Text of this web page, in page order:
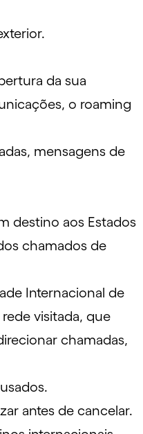
da sua
o roaming
mensagens de
destino aos Estados
chamados de
Internacional de
visitada, que
chamadas,
antes de cancelar.